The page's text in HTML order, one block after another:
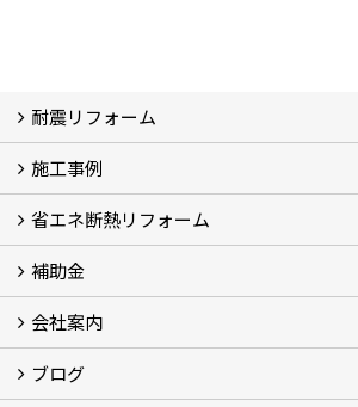
耐震リフォーム
空設計の耐震診断
耐震診断と耐震補強 動画
耐震診断レポート
減災セミナー・耐震基準と熊本地震 動画
耐震診断と耐震補強 解説
耐震診断Q&A
施工事例
施工事例
浴室の劣化改修と耐震補強 動画
浴室の劣化改修と耐震補強①
浴室の劣化改修と耐震補強②
省エネ断熱リフォーム
省エネ診断
省エネリフォーム
補助金
住宅性能表示制度
住宅断熱改修促進事業補助金2026
給湯省エネ2026
先進的窓リノベ2026
長期優良住宅化リフォーム推進事業
市川市耐震補助金
船橋市耐震補助金
浦安市耐震補助金
松戸市耐震補助金
四街道市耐震補助金
佐倉市耐震補助金
成田市耐震補助金
会社案内
経営理念／ご挨拶
会社概要
メディア掲載
リフォーム産業新聞掲載
表彰
スタッフ紹介
アクセス
不動産探し
プライバシーポリシー
ブログ